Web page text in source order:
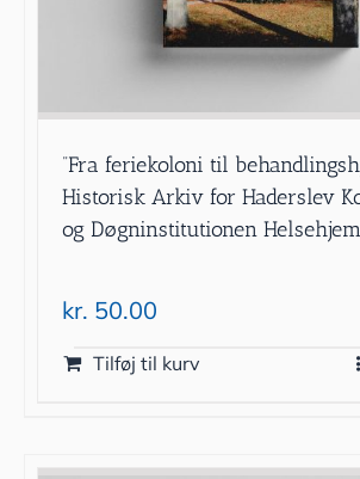
”Fra feriekoloni til
Historisk Arkiv for Haderslev
og Døgninstitutionen
kr. 50.00
Tilføj til kurv